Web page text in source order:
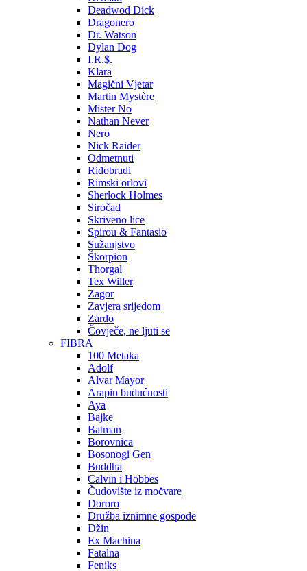
Deadwod Dick
Dragonero
Dr. Watson
Dylan Dog
I.R.$.
Klara
Magični Vjetar
Martin Mystère
Mister No
Nathan Never
Nero
Nick Raider
Odmetnuti
Riđobradi
Rimski orlovi
Sherlock Holmes
Siročad
Skriveno lice
Spirou & Fantasio
Sužanjstvo
Škorpion
Thorgal
Tex Willer
Zagor
Zavjera srijedom
Zardo
Čovječe, ne ljuti se
FIBRA
100 Metaka
Adolf
Alvar Mayor
Arapin budućnosti
Aya
Bajke
Batman
Borovnica
Bosonogi Gen
Buddha
Calvin i Hobbes
Čudovište iz močvare
Dororo
Družba iznimne gospode
Džin
Ex Machina
Fatalna
Feniks